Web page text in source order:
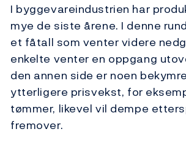
I byggevareindustrien har
mye de siste årene. I denne
et fåtall som venter videre
enkelte venter en oppgang
den annen side er noen
ytterligere prisvekst, for
tømmer, likevel vil dempe
fremover.